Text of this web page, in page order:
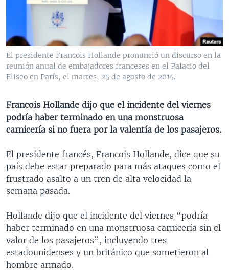
VENEZUELA
NICARAGUA
ECONOMÍA
ENTRETENIMIENTO Y CULTURA
TECNOLOGÍA
DEPORTES
CIENCIA Y SALUD
MULTIMEDIA
FOTOGRAFÍA
AUDIOS
PROGRAMAS TV
EL MUNDO AL DÍA
FORO INTERAMERICANO
LAS CLAVES
PANORAMA
RADIO
AVANCE INFORMATIVO
AUDIONOTICIAS
BUENOS DÍAS AMÉRICA
ESTADOS UNIDOS AL DÍA
FORO [RADIO]
DEPORTIVO INTERNACIONAL
NOTA ECONÓMICA
ENTRETENIMIENTO
DIRECT
DOCUMENTALES DE LA VOA
Learning English
El presidente Francois Hollande pronunció un discurso en la
reunión anual de embajadores franceses en el Palacio del
Eliseo en París, el martes, 25 de agosto de 2015.
Francois Hollande dijo que el incidente del viernes
podría haber terminado en una monstruosa
carnicería si no fuera por la valentía de los pasajeros.
El presidente francés, Francois Hollande, dice que su
país debe estar preparado para más ataques como el
frustrado asalto a un tren de alta velocidad la
semana pasada.
Hollande dijo que el incidente del viernes “podría
haber terminado en una monstruosa carnicería sin el
valor de los pasajeros”, incluyendo tres
estadounidenses y un británico que sometieron al
hombre armado.